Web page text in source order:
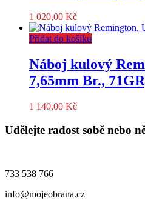
1 020,00 Kč
Přidat do košíku
Náboj kulový
7,65mm Br.,
1 140,00 Kč
Udělejte radost sobě nebo
733 538 766
info@mojeobrana.cz